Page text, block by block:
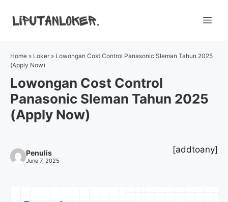
Home » Loker » Lowongan Cost Control Panasonic Sleman Tahun 2025
(Apply Now)
Lowongan Cost Control
Panasonic Sleman Tahun 2025
(Apply Now)
Penulis
June 7, 2025
[addtoany]